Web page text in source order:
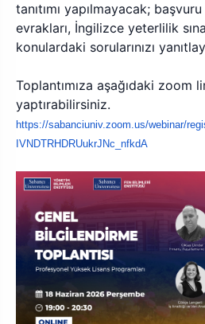
tanıtımı yapılmayacak;
evrakları, İngilizce yeterlilik
konulardaki sorularınızı
Toplantımıza aşağıdaki zoom
yaptırabilirsiniz.
https://sabanciuniv.zoom.us/webinar/
IVNDTRHDRUukrJNc_nfkdA